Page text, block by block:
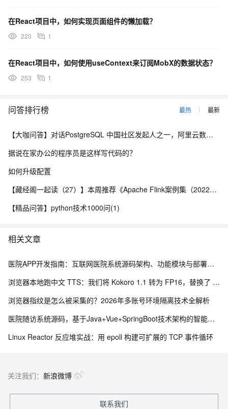
在React项目中，如何实现页面组件的懒加载？
220 1
在React项目中，如何使用useContext来订阅MobX的数据状态？
253 1
问答排行榜 最热 最新
【大咖问答】对话PostgreSQL 中国社区发起人之一，阿里云数据库高级专家 德哥
据说在家办公的程序员是这样写代码的？
如何升级配置
【藏经阁一起读（27）】本周推荐《Apache Flink案例集（2022版）》，你有哪些心得？
【精品问答】python技术1000问(1)
相关文章
医院APP开发指南：互联网医院系统源码架构、功能模块与部署流程解析
浏览器本地跑中文 TTS：我们将 Kokoro 1.1 转为 FP16，替换了 Piper 中文配音
浏览器指纹是怎么被采集的？2026年多账号环境隔离技术全解析
医院随访系统源码，基于Java+Vue+SpringBoot技术架构的智能化管理平台
Linux Reactor 反应堆实战：用 epoll 构建可扩展的 TCP 事件循环
关注我们： 新浪微博
联系我们